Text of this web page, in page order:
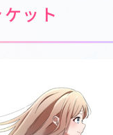
ット